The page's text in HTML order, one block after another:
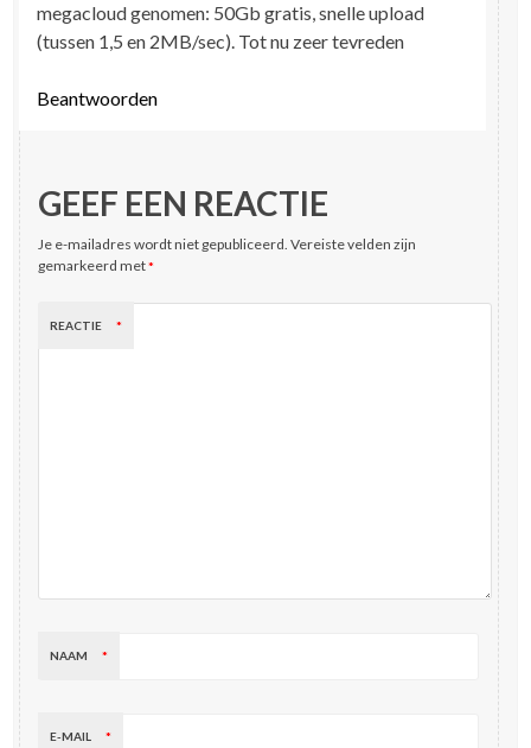
megacloud genomen: 50Gb gratis, snelle upload
(tussen 1,5 en 2MB/sec). Tot nu zeer tevreden
Beantwoorden
GEEF EEN REACTIE
Je e-mailadres wordt niet gepubliceerd. Vereiste velden zijn
gemarkeerd met*
REACTIE *
NAAM *
E-MAIL *